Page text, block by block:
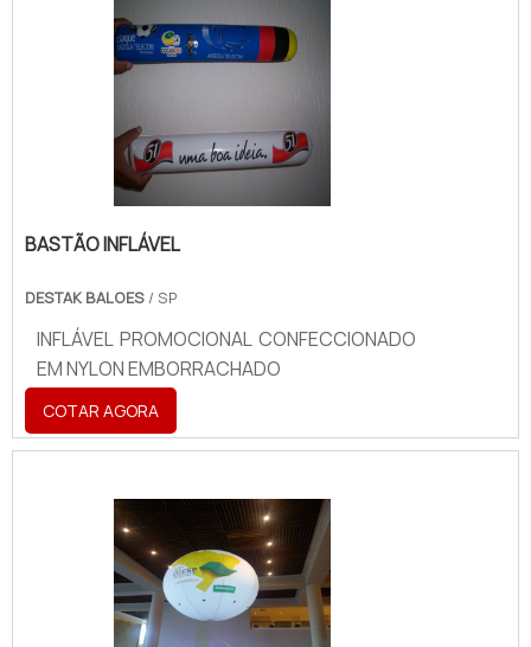
BASTÃO INFLÁVEL
DESTAK BALOES / SP
INFLÁVEL PROMOCIONAL CONFECCIONADO
EM NYLON EMBORRACHADO
COTAR AGORA